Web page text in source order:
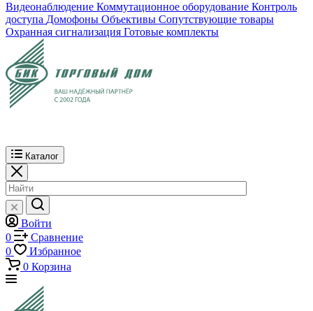
Видеонаблюдение Коммутационное оборудование Контроль
доступа Домофоны Объективы Сопутствующие товары
Охранная сигнализация Готовые комплекты
Каталог
Войти
0
Сравнение
0
Избранное
0 Корзина